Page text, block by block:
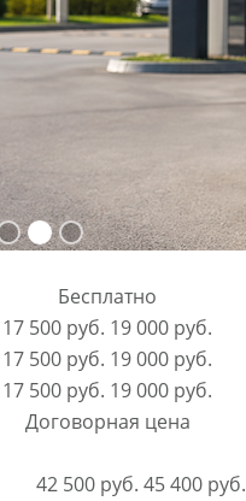
Бесплатно
17 500 руб. 19 000 руб.
17 500 руб. 19 000 руб.
17 500 руб. 19 000 руб.
Договорная цена
42 500 руб. 45 400 руб.